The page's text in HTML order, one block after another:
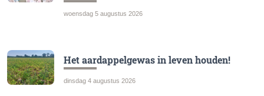
woensdag 5 augustus 2026
Het aardappelgewas in leven houden!
dinsdag 4 augustus 2026